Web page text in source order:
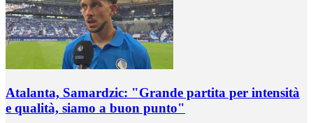
Atalanta, Samardzic: "Grande partita per intensità
e qualità, siamo a buon punto"